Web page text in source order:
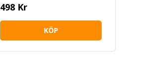
498 Kr
KÖP